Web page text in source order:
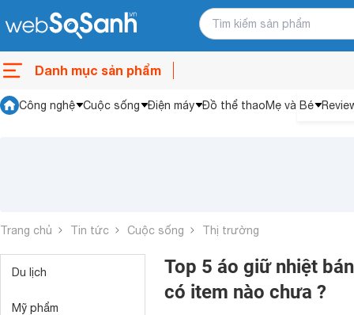
Danh mục sản phẩm
Công nghệ Cuộc sống Điện máy Đồ thể thaoMẹ và Bé
Trang chủ Tin tức Cuộc sống Thị trường
Du lịch
Mỹ phẩm
Top 5 áo giữ nhiệt
có item nào chưa ?